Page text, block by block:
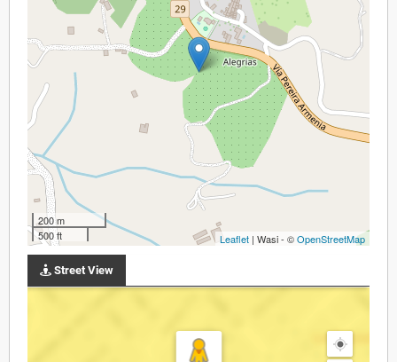
200 m
500 ft
Leaflet | Wasi - ©OpenStreetMap
Street View